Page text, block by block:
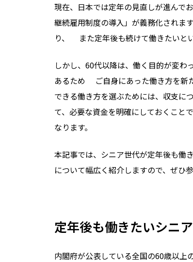
現在、日本では定年の見直しが進んでお
継続雇用制度の導入」が義務化されま
り、
また定年後も続けて働きたいと
しかし、 60代以降は、働く目的が変わ
あるため
ご自身にあった働き方を
できる働き方を選ぶためには、収支に
て、必要な資金を明確にしておくこと
なります。
本記事では、シニア世代が定年後も働
について幅広く紹介しますので、ぜひ
定年後も働きたいシニ
内閣府が公表している全国の60歳以上